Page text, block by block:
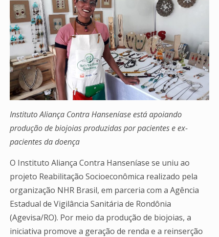
Instituto Aliança Contra Hanseníase está apoiando
produção de biojoias produzidas por pacientes e ex-
pacientes da doença
O Instituto Aliança Contra Hanseníase se uniu ao
projeto Reabilitação Socioeconômica realizado pela
organização NHR Brasil, em parceria com a Agência
Estadual de Vigilância Sanitária de Rondônia
(Agevisa/RO). Por meio da produção de biojoias, a
iniciativa promove a geração de renda e a reinserção